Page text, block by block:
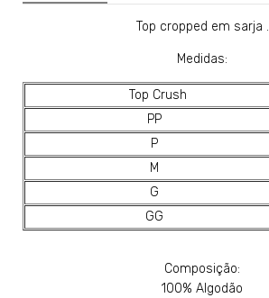
Top cropped em sarja .
Medidas:
Top Crush
PP
P
M
G
GG
Composição:
100% Algodão